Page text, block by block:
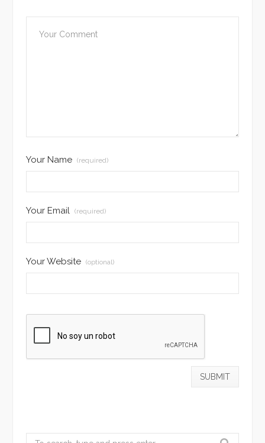
Your Name (required)
Your Email (required)
Your Website (optional)
Search